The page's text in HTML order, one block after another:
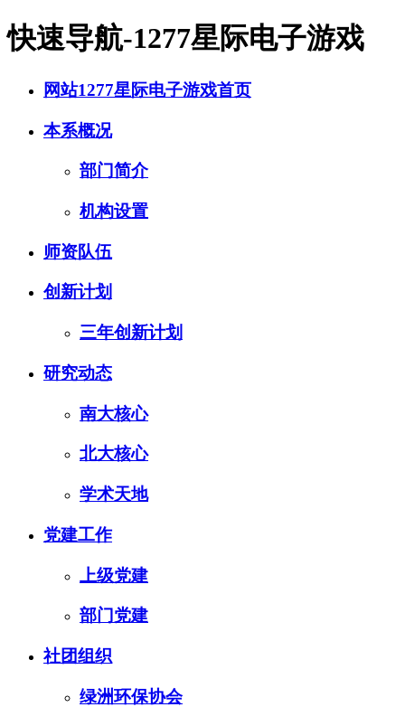
快速导航-1277星际电子游戏
网站1277星际电子游戏首页
本系概况
部门简介
机构设置
师资队伍
创新计划
三年创新计划
研究动态
南大核心
北大核心
学术天地
党建工作
上级党建
部门党建
社团组织
绿洲环保协会